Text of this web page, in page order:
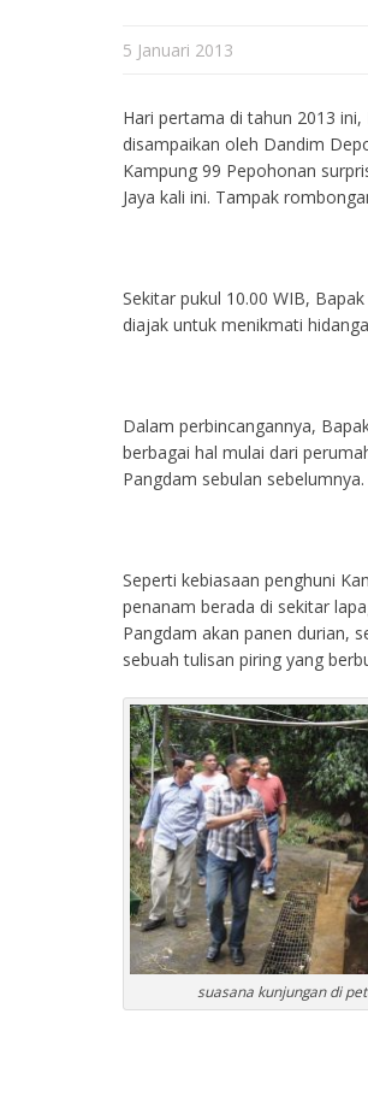
5 Januari 2013
Hari pertama di tahun 2013
disampaikan oleh Dandim
Kampung 99 Pepohonan
Jaya kali ini. Tampak
Sekitar pukul 10.00 WIB,
diajak untuk menikmati
Dalam perbincangannya,
berbagai hal mulai dari
Pangdam sebulan sebelumnya.
Seperti kebiasaan penghuni
penanam berada di sekitar
Pangdam akan panen durian,
sebuah tulisan piring yang
suasana kunjungan di